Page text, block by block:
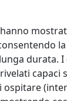
durata.
capaci
ospitare